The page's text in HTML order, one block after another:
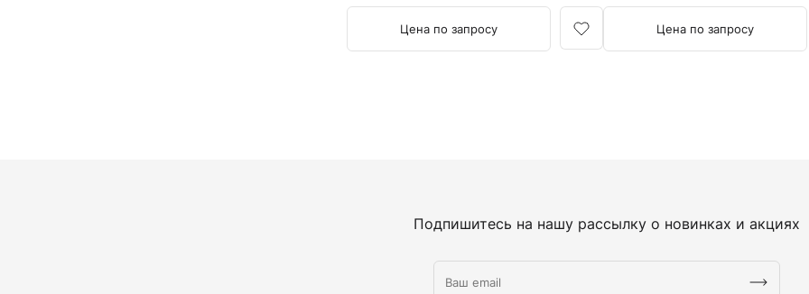
интубацию.
Цена по запросу
интубацию.
Цена по запросу
Подпишитесь на нашу рассылку о новинках и акциях